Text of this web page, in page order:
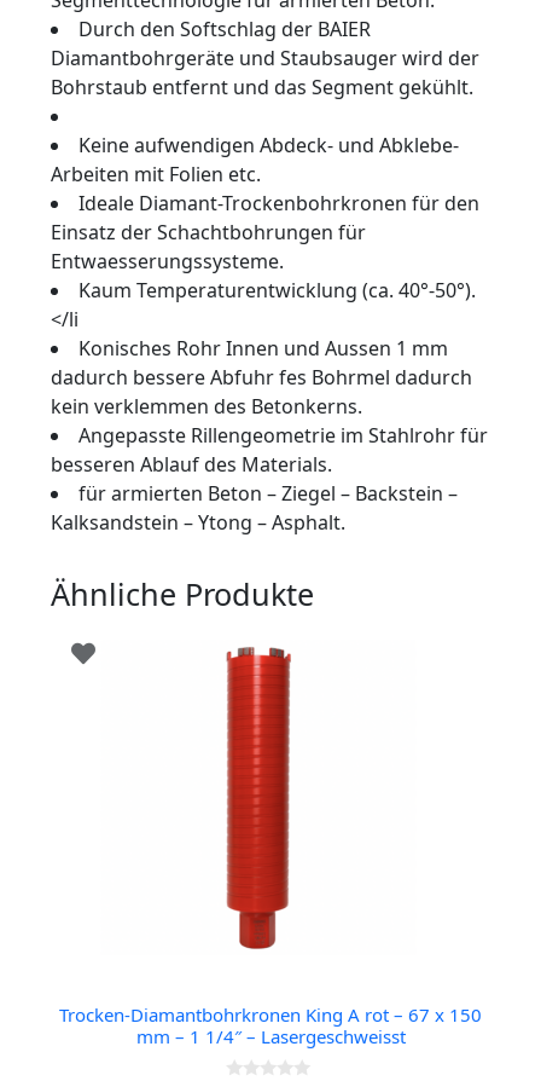
Durch den Softschlag der BAIER
Diamantbohrgeräte und Staubsauger wird der
Bohrstaub entfernt und das Segment gekühlt.
Keine aufwendigen Abdeck- und Abklebe-
Arbeiten mit Folien etc.
Ideale Diamant-Trockenbohrkronen für den
Einsatz der Schachtbohrungen für
Entwaesserungssysteme.
Kaum Temperaturentwicklung (ca. 40°-50°).
</li
Konisches Rohr Innen und Aussen 1 mm
dadurch bessere Abfuhr fes Bohrmel dadurch
kein verklemmen des Betonkerns.
Angepasste Rillengeometrie im Stahlrohr für
besseren Ablauf des Materials.
für armierten Beton – Ziegel – Backstein –
Kalksandstein – Ytong – Asphalt.
Ähnliche Produkte
Trocken-Diamantbohrkronen King A rot – 67 x 150
mm – 1 1/4″ – Lasergeschweisst